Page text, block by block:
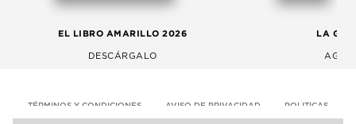
EL LIBRO AMARILLO 2026
DESCÁRGALO
LA
TÉRMINOS Y CONDICIONES AVISO DE PRIVACIDAD POLITICAS